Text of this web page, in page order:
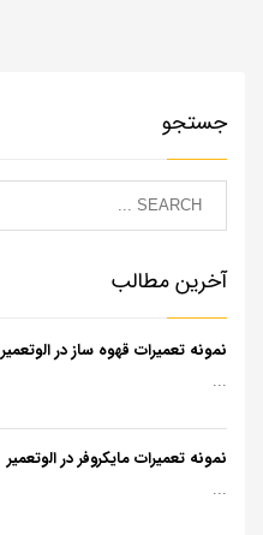
جستجو
آخرین مطالب
نمونه تعمیرات قهوه ساز در الوتعمیر
...
نمونه تعمیرات مایکروفر در الوتعمیر
...